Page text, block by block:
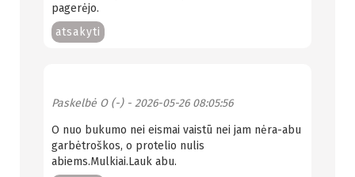
pagerėjo.
atsakyti
Paskelbė O (-)- 2026-05-26 08:05:56
O nuo bukumo nei eismai vaistū nei jam nėra-abu
garbėtroškos, o protelio nulis
abiems.Mulkiai.Lauk abu.